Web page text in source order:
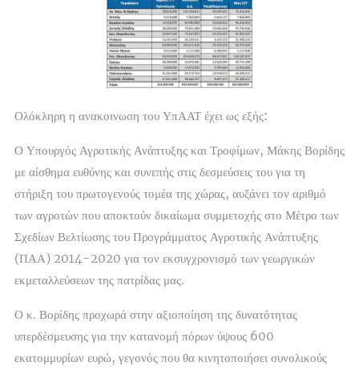
Ολόκληρη η ανακοινωση του ΥπΑΑΤ έχει ως εξής:
Ο Υπουργός Αγροτικής Ανάπτυξης και Τροφίμων, Μάκης Βορίδης
με αίσθημα ευθύνης και συνεπής στις δεσμεύσεις του για τη
στήριξη του πρωτογενούς τομέα της χώρας, αυξάνει τον αριθμό
των αγροτών που αποκτούν δικαίωμα συμμετοχής στο Μέτρο των
Σχεδίων Βελτίωσης του Προγράμματος Αγροτικής Ανάπτυξης
(ΠΑΑ) 2014-2020 για τον εκσυγχρονισμό των γεωργικών
εκμεταλλεύσεων της πατρίδας μας.
Ο κ. Βορίδης προχωρά στην αξιοποίηση της δυνατότητας
υπερδέσμευσης για την κατανομή πόρων ύψους 600
εκατομμυρίων ευρώ, γεγονός που θα κινητοποιήσει συνολικούς